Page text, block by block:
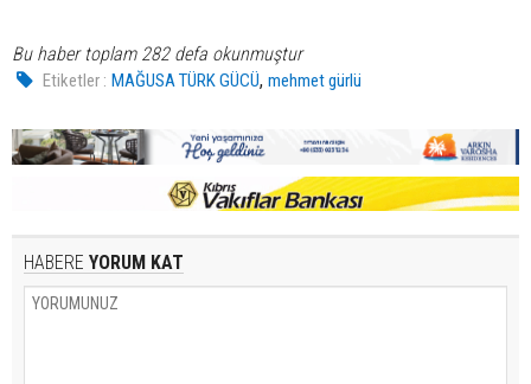
Bu haber toplam 282 defa okunmuştur
Etiketler : MAĞUSA TÜRK GÜCÜ,mehmet gürlü
HABERE YORUM KAT